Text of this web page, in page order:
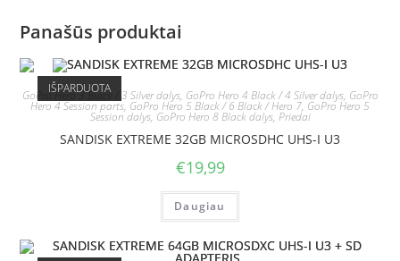
Panašūs produktai
IŠPARDUOTA
GoPro Hero 3 Black / 3 Silver dalys, GoPro Hero 4 Black / 4 Silver dalys, GoPro
Hero 4 Session parts, GoPro Hero 5 Black / 6 Black / Hero 7, GoPro Hero 5
Session dalys, GoPro Hero 8 Black dalys, Priedai
SANDISK EXTREME 32GB MICROSDHC UHS-I U3
€19,99
Daugiau